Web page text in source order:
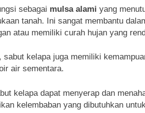
sebagai mulsa alami yang
tanah. Ini sangat membantu
atau memiliki curah hujan yang
sabut kelapa juga memiliki
air sementara.
kelapa dapat menyerap dan
kelembaban yang dibutuhkan